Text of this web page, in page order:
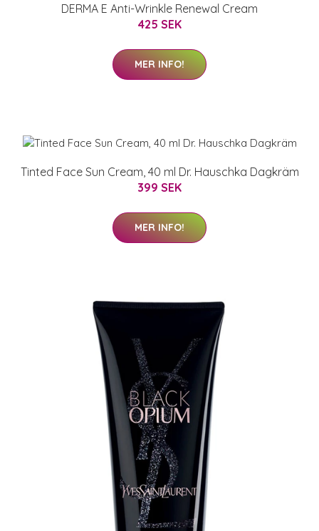
DERMA E Anti-Wrinkle Renewal Cream
425 SEK
MER INFO!
Tinted Face Sun Cream, 40 ml Dr. Hauschka Dagkräm
399 SEK
MER INFO!